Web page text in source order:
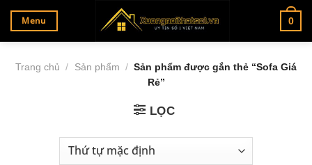
Bỏ
qua
nội
dung
Menu 0
Trang chủ / Sản phẩm / Sản phẩm được gắn thẻ “Sofa Giá
Rẻ”
LỌC